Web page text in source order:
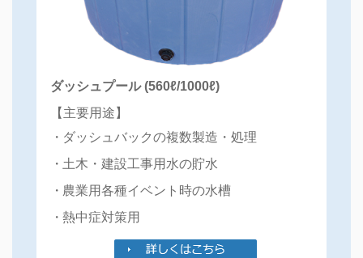
ダッシュプール (560ℓ/1000ℓ)
【主要用途】
ダッシュバックの複数製造・処理
土木・建設工事用水の貯水
農業用各種イベント時の水槽
熱中症対策用